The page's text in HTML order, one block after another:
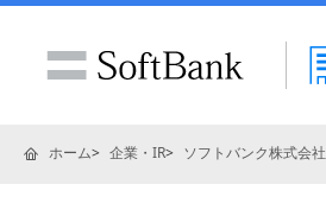
ホーム 企業・IR ソフトバンク株式会社